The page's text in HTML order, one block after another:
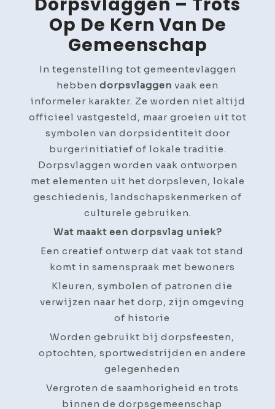
Op De Kern Van De
Gemeenschap
In tegenstelling tot gemeentevlaggen
hebben dorpsvlaggen vaak een
informeler karakter. Ze worden niet altijd
officieel vastgesteld, maar groeien uit tot
symbolen van dorpsidentiteit door
burgerinitiatief of lokale traditie.
Dorpsvlaggen worden vaak ontworpen
met elementen uit het dorpsleven, lokale
geschiedenis, landschapskenmerken of
culturele gebruiken.
Wat maakt een dorpsvlag uniek?
Een creatief ontwerp dat vaak tot stand
komt in samenspraak met bewoners
Kleuren, symbolen of patronen die
verwijzen naar het dorp, zijn omgeving
of historie
Worden gebruikt bij dorpsfeesten,
optochten, sportwedstrijden en andere
gelegenheden
Vergroten de saamhorigheid en trots
binnen de dorpsgemeenschap